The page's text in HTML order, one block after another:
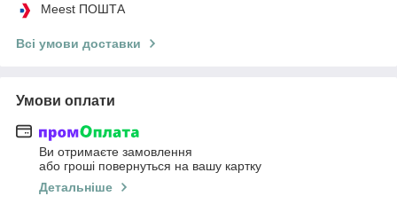
Meest ПОШТА
Всі умови доставки
Умови оплати
Ви отримаєте замовлення
або гроші повернуться на вашу картку
Детальніше